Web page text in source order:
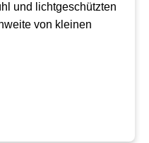
und lichtgeschützten
von kleinen